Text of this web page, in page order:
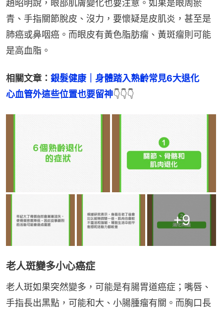
趙昭明說，眼部肌膚變化也要注意。如果是眼周瘀
青、手指關節脫皮、沒力，要懷疑是皮肌炎，甚至是
肺癌或鼻咽癌。而眼皮有黃色脂肪瘤、黃斑瘤則可能
是高血脂。
相關文章： 銀髮健康｜身體踏入熟齡常見6大退化
心血管外這些位置也要留神👇👇👇
+9
老人斑變多小心癌症
老人斑如果突然變多，可能是有腸胃道癌症；嘴唇、
手指長出黑點，可能和大、小腸腫瘤有關。而胸口長